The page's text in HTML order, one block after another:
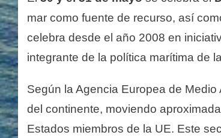
mar como fuente de recurso, así
celebra desde el año 2008 en
integrante de la política marítima de
Según la Agencia Europea de
del continente, moviendo
Estados miembros de la UE. Este